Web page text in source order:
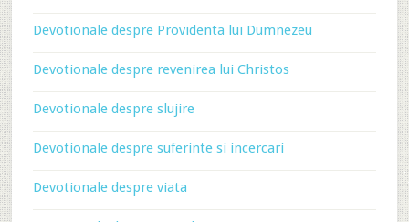
Devotionale despre Providenta lui Dumnezeu
Devotionale despre revenirea lui Christos
Devotionale despre slujire
Devotionale despre suferinte si incercari
Devotionale despre viata